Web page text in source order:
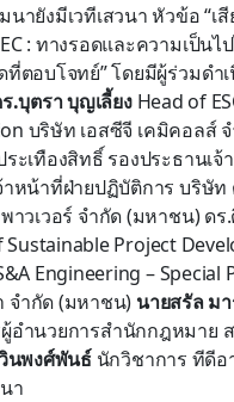
ายังมีเวทีเสวนา หัวข้อ “เสี
: ทางรอดและความเป็นไ
ตอบโจทย์” โดยมีผู้ร่วมดำ
.บุตรา บุญเลี้ยงHead of
บริษัท เอสซีจี เคมิคอลส์
ะเทืองสิทธิ์ รองประธานเ
าหน้าที่ฝ่ายปฏิบัติการ บริษัท
าวเวอร์ จำกัด (มหาชน) ด
Sustainable Project
Engineering – Special
จำกัด (มหาชน) นายสรัล ม
อำนวยการสำนักกฎหมาย
นพงศ์พันธ์นักวิชาการ ทีดีอ
า